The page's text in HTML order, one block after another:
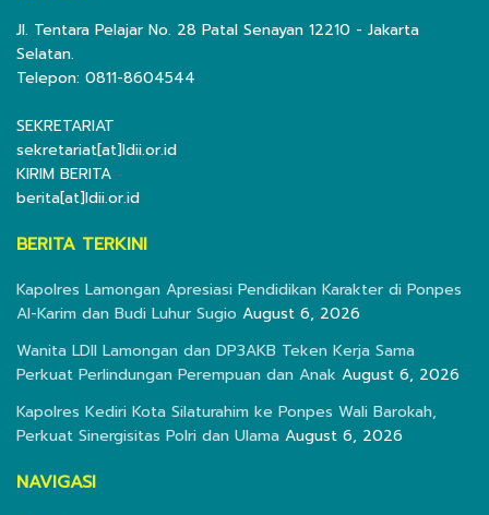
Jl. Tentara Pelajar No. 28 Patal Senayan 12210 - Jakarta
Selatan.
Telepon: 0811-8604544
SEKRETARIAT
sekretariat[at]ldii.or.id
KIRIM BERITA
berita[at]ldii.or.id
BERITA TERKINI
Kapolres Lamongan Apresiasi Pendidikan Karakter di Ponpes
Al-Karim dan Budi Luhur Sugio August 6, 2026
Wanita LDII Lamongan dan DP3AKB Teken Kerja Sama
Perkuat Perlindungan Perempuan dan Anak August 6, 2026
Kapolres Kediri Kota Silaturahim ke Ponpes Wali Barokah,
Perkuat Sinergisitas Polri dan Ulama August 6, 2026
NAVIGASI